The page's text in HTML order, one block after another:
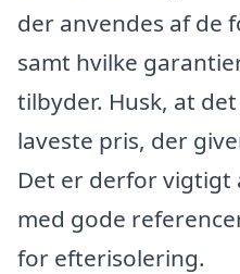
der anvendes af de
samt hvilke
tilbyder. Husk, at
laveste pris, der
Det er derfor
med gode
for efterisolering.